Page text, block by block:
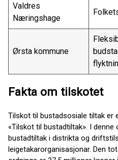
Valdres
Næringshage
Ørsta kommune
Fakta om tilskotet
Tilskot til bustadsosiale tiltak er
«Tilskot til bustadtiltak». I
bustadtiltak i distrikta og
leigetakarorganisasjonar. Den